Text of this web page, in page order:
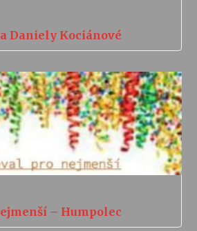
Daniely Kociánové
– Humpolec